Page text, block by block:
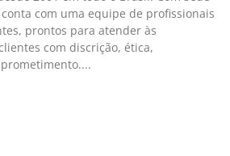
com uma equipe de profissionais
prontos para atender às
com discrição, ética,